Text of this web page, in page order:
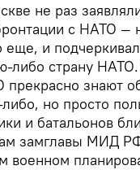
не раз
с НАТО —
и
либо страну
прекрасно знают
либо, но просто
и батальонов
замглавы МИД
военном